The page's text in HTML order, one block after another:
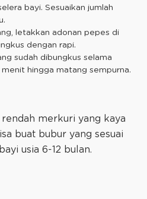
bayi. Sesuaikan jumlah
letakkan adonan pepes di
dengan rapi.
sudah dibungkus selama
hingga matang sempurna.
rendah merkuri yang kaya
buat bubur yang sesuai
usia 6-12 bulan.